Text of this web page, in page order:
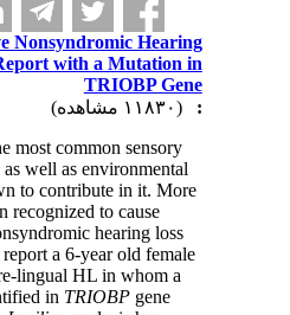
Nonsyndromic Hearing
Report with a Mutation in
TRIOBP Gene
most common sensory
as well as environmental
to contribute in it. More
recognized to cause
hearing loss
a 6-year old female
lingual HL in whom a
inTRIOBPgene